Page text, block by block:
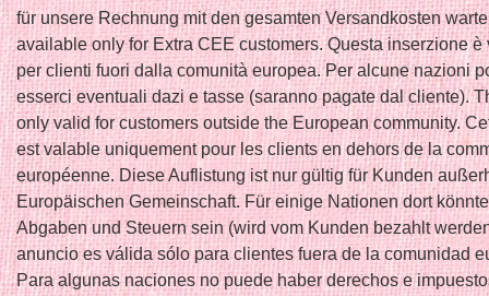
für unsere Rechnung mit den gesamten Versandkosten
available only for Extra CEE customers. Questa inserzione è
per clienti fuori dalla comunità europea. Per alcune nazioni
esserci eventuali dazi e tasse (saranno pagate dal cliente).
only valid for customers outside the European community.
est valable uniquement pour les clients en dehors de la
européenne. Diese Auflistung ist nur gültig für Kunden
Europäischen Gemeinschaft. Für einige Nationen dort
Abgaben und Steuern sein (wird vom Kunden bezahlt
anuncio es válida sólo para clientes fuera de la comunidad
Para algunas naciones no puede haber derechos e